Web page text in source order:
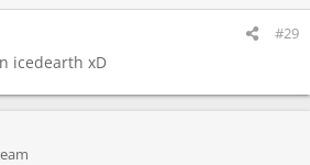
#29
icedearth xD